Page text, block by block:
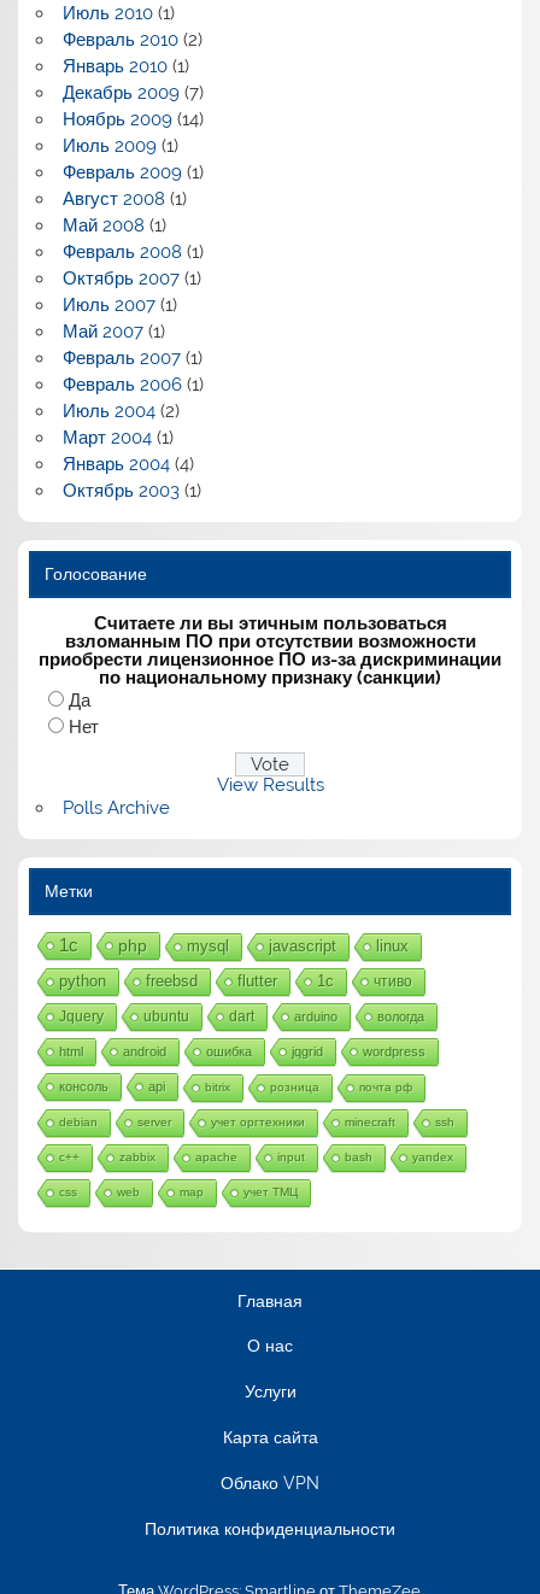
Июль 2010(1)
Февраль 2010(2)
Январь 2010(1)
Декабрь 2009(7)
Ноябрь 2009(14)
Июль 2009(1)
Февраль 2009(1)
Август 2008 (1)
Май 2008 (1)
Февраль 2008 (1)
Октябрь 2007(1)
Июль 2007(1)
Май 2007(1)
Февраль 2007(1)
Февраль 2006(1)
Июль 2004(2)
Март 2004(1)
Январь 2004(4)
Октябрь 2003(1)
Голосование
Считаете ли вы этичным пользоваться
взломанным ПО при отсутствии возможности
приобрести лицензионное ПО из-за дискриминации
по национальному признаку (санкции)
Да
Нет
View Results
Polls Archive
Метки
1с php mysql javascript linux
python freebsd flutter 1c чтиво
Jquery ubuntu dart arduino вологда
html android ошибка jqgrid wordpress
консоль api bitrix розница почта рф
debian server учет оргтехники minecraft ssh
c++ zabbix apache input bash yandex
css web map учет ТМЦ
Главная
О нас
Услуги
Карта сайта
Облако VPN
Политика конфиденциальности